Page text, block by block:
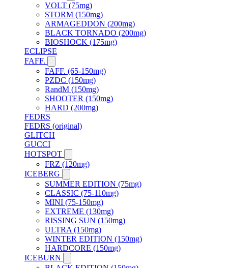
VOLT (75mg)
STORM (150mg)
ARMAGEDDON (200mg)
BLACK TORNADO (200mg)
BIOSHOCK (175mg)
ECLIPSE
FAFF.
FAFF. (65-150mg)
PZDC (150mg)
RandM (150mg)
SHOOTER (150mg)
HARD (200mg)
FEDRS
FEDRS (original)
GLITCH
GUCCI
HOTSPOT
FRZ (120mg)
ICEBERG
SUMMER EDITION (75mg)
CLASSIC (75-110mg)
MINI (75-150mg)
EXTREME (130mg)
RISSING SUN (150mg)
ULTRA (150mg)
WINTER EDITION (150mg)
HARDCORE (150mg)
ICEBURN